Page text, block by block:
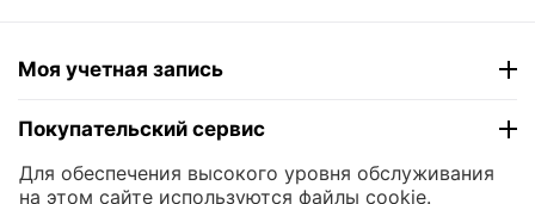
Моя учетная запись
Покупательский сервис
Контакты
Для обеспечения высокого уровня обслуживания
на этом сайте используются файлы cookie.